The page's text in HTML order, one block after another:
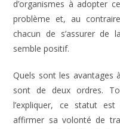
d’organismes à adopter
problème et, au
chacun de s’assurer de
semble positif.
Quels sont les avantages
sont de deux ordres.
l’expliquer, ce statut
affirmer sa volonté de